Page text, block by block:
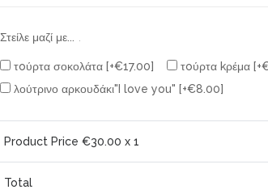
Στείλε μαζί με... .
τoύρτα σοκολάτα [+€17.00] τoύρτα kρέμα
λούτρινο αρκουδάκι"I love you" [+€8.00]
Product Price €30.00 x 1
Total